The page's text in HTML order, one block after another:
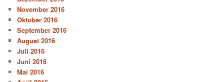
November 2016
Oktober 2016
September 2016
August 2016
Juli 2016
Juni 2016
Mai 2016